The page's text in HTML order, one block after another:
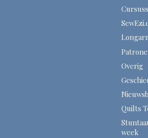
Overig
Quilts
week